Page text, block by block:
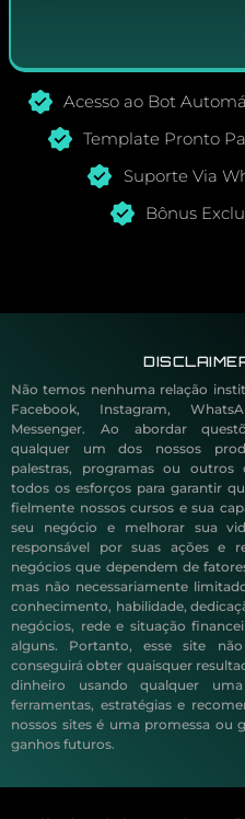
Acesso ao Bot
Template Pronto
Suporte Via
Bônus
Não temos nenhuma relação
Facebook, Instagram,
Messenger. Ao abordar
qualquer um dos nossos
palestras, programas ou outros
todos os esforços para garantir
fielmente nossos cursos e sua
seu negócio e melhorar sua
responsável por suas ações e
negócios que dependem de
mas não necessariamente
conhecimento, habilidade,
negócios, rede e situação
alguns. Portanto, esse site
conseguirá obter quaisquer
dinheiro usando qualquer
ferramentas, estratégias e
nossos sites é uma promessa ou
ganhos futuros.